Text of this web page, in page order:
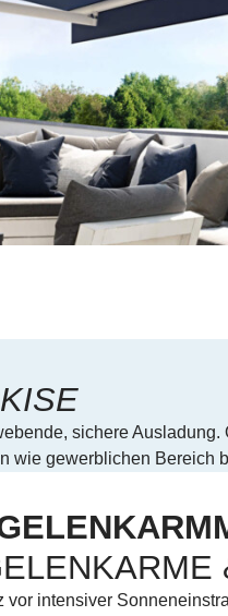
sichere
wie gewerblichen Bereich
intensiver